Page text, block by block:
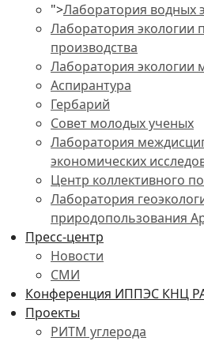
">Лаборатория водных
Лаборатория
производства
Лаборатория экологии
Аспирантура
Гербарий
Совет молодых ученых
Лаборатория
экономических
Центр коллективного
Лаборатория
природопользования
Пресс-центр
Новости
СМИ
Конференция ИППЭС КНЦ
Проекты
РИТМ углерода